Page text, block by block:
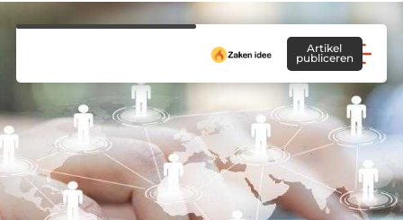
Artikel
publiceren